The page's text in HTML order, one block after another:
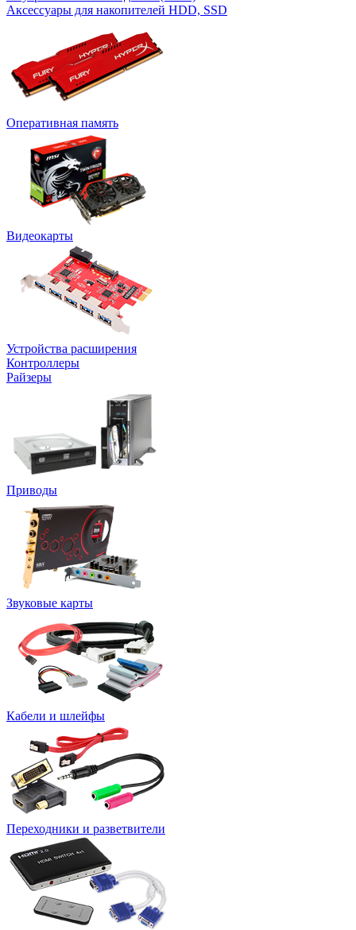
Аксессуары для накопителей HDD, SSD
Оперативная память
Видеокарты
Устройства расширения
Контроллеры
Райзеры
Приводы
Звуковые карты
Кабели и шлейфы
Переходники и разветвители